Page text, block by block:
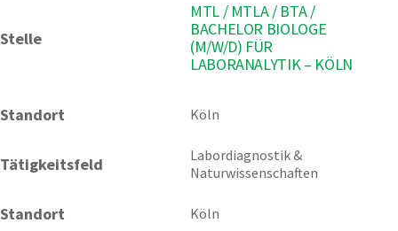
Stelle
MTL / MTLA / BTA /
BACHELOR BIOLOGE
(M/W/D) FÜR
LABORANALYTIK – KÖLN
Standort Köln
Tätigkeitsfeld
Labordiagnostik &
Naturwissenschaften
Standort Köln